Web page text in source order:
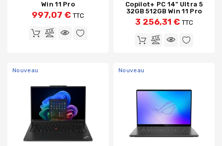
Win 11 Pro
997,07 € TTC
Copilot+ PC 14" Ultra 5
32GB 512GB Win 11 Pro
3 256,31 € TTC
Nouveau Nouveau